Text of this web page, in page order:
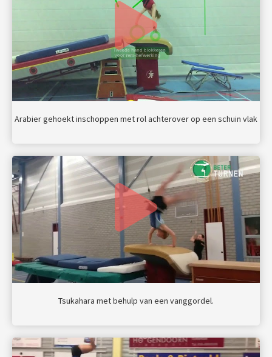
Arabier gehoekt inschoppen met rol achterover op een schuin vlak
Tsukahara met behulp van een vanggordel.